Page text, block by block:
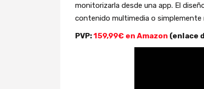
monitorizarla desde una app. El
contenido multimedia o simplemente
PVP:159,99€ en Amazon (enlace